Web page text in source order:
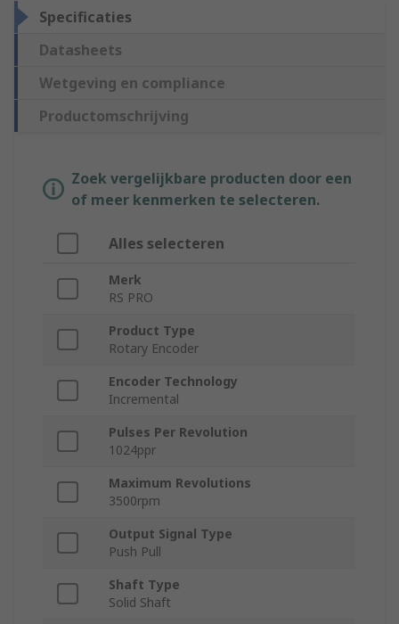
Specificaties
Datasheets
Wetgeving en compliance
Productomschrijving
Zoek vergelijkbare producten door een
of meer kenmerken te selecteren.
Alles selecteren
Merk
RS PRO
Product Type
Rotary Encoder
Encoder Technology
Incremental
Pulses Per Revolution
1024ppr
Maximum Revolutions
3500rpm
Output Signal Type
Push Pull
Shaft Type
Solid Shaft